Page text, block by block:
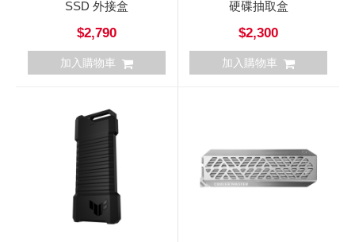
SSD 外接盒
$2,790
加入購物車
硬碟抽取盒
$2,300
加入購物車